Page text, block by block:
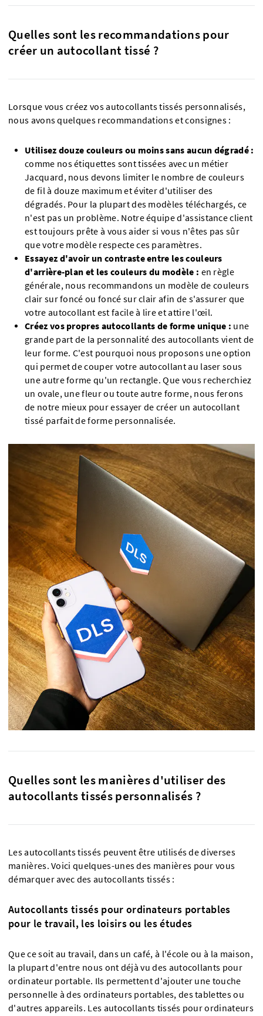
Quelles sont les recommandations pour
créer un autocollant tissé ?
Lorsque vous créez vos autocollants tissés personnalisés,
nous avons quelques recommandations et consignes :
Utilisez douze couleurs ou moins sans aucun dégradé :
comme nos étiquettes sont tissées avec un métier
Jacquard, nous devons limiter le nombre de couleurs
de fil à douze maximum et éviter d'utiliser des
dégradés. Pour la plupart des modèles téléchargés, ce
n'est pas un problème. Notre équipe d'assistance client
est toujours prête à vous aider si vous n'êtes pas sûr
que votre modèle respecte ces paramètres.
Essayez d'avoir un contraste entre les couleurs
d'arrière-plan et les couleurs du modèle : en règle
générale, nous recommandons un modèle de couleurs
clair sur foncé ou foncé sur clair afin de s'assurer que
votre autocollant est facile à lire et attire l'œil.
Créez vos propres autocollants de forme unique : une
grande part de la personnalité des autocollants vient de
leur forme. C'est pourquoi nous proposons une option
qui permet de couper votre autocollant au laser sous
une autre forme qu'un rectangle. Que vous recherchiez
un ovale, une fleur ou toute autre forme, nous ferons
de notre mieux pour essayer de créer un autocollant
tissé parfait de forme personnalisée.
Quelles sont les manières d'utiliser des
autocollants tissés personnalisés ?
Les autocollants tissés peuvent être utilisés de diverses
manières. Voici quelques-unes des manières pour vous
démarquer avec des autocollants tissés :
Autocollants tissés pour ordinateurs portables
pour le travail, les loisirs ou les études
Que ce soit au travail, dans un café, à l'école ou à la maison,
la plupart d'entre nous ont déjà vu des autocollants pour
ordinateur portable. Ils permettent d'ajouter une touche
personnelle à des ordinateurs portables, des tablettes ou
d'autres appareils. Les autocollants tissés pour ordinateurs